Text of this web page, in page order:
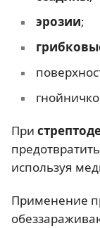
эрозии;
При
используя
Применение